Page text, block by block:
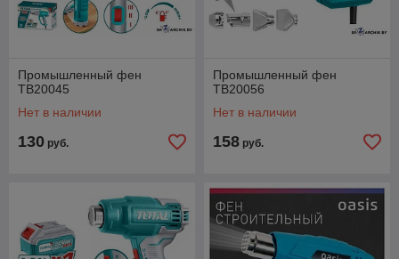
Промышленный фен
TB20045
Нет в наличии
130 руб.
Промышленный фен
TB20056
Нет в наличии
158 руб.